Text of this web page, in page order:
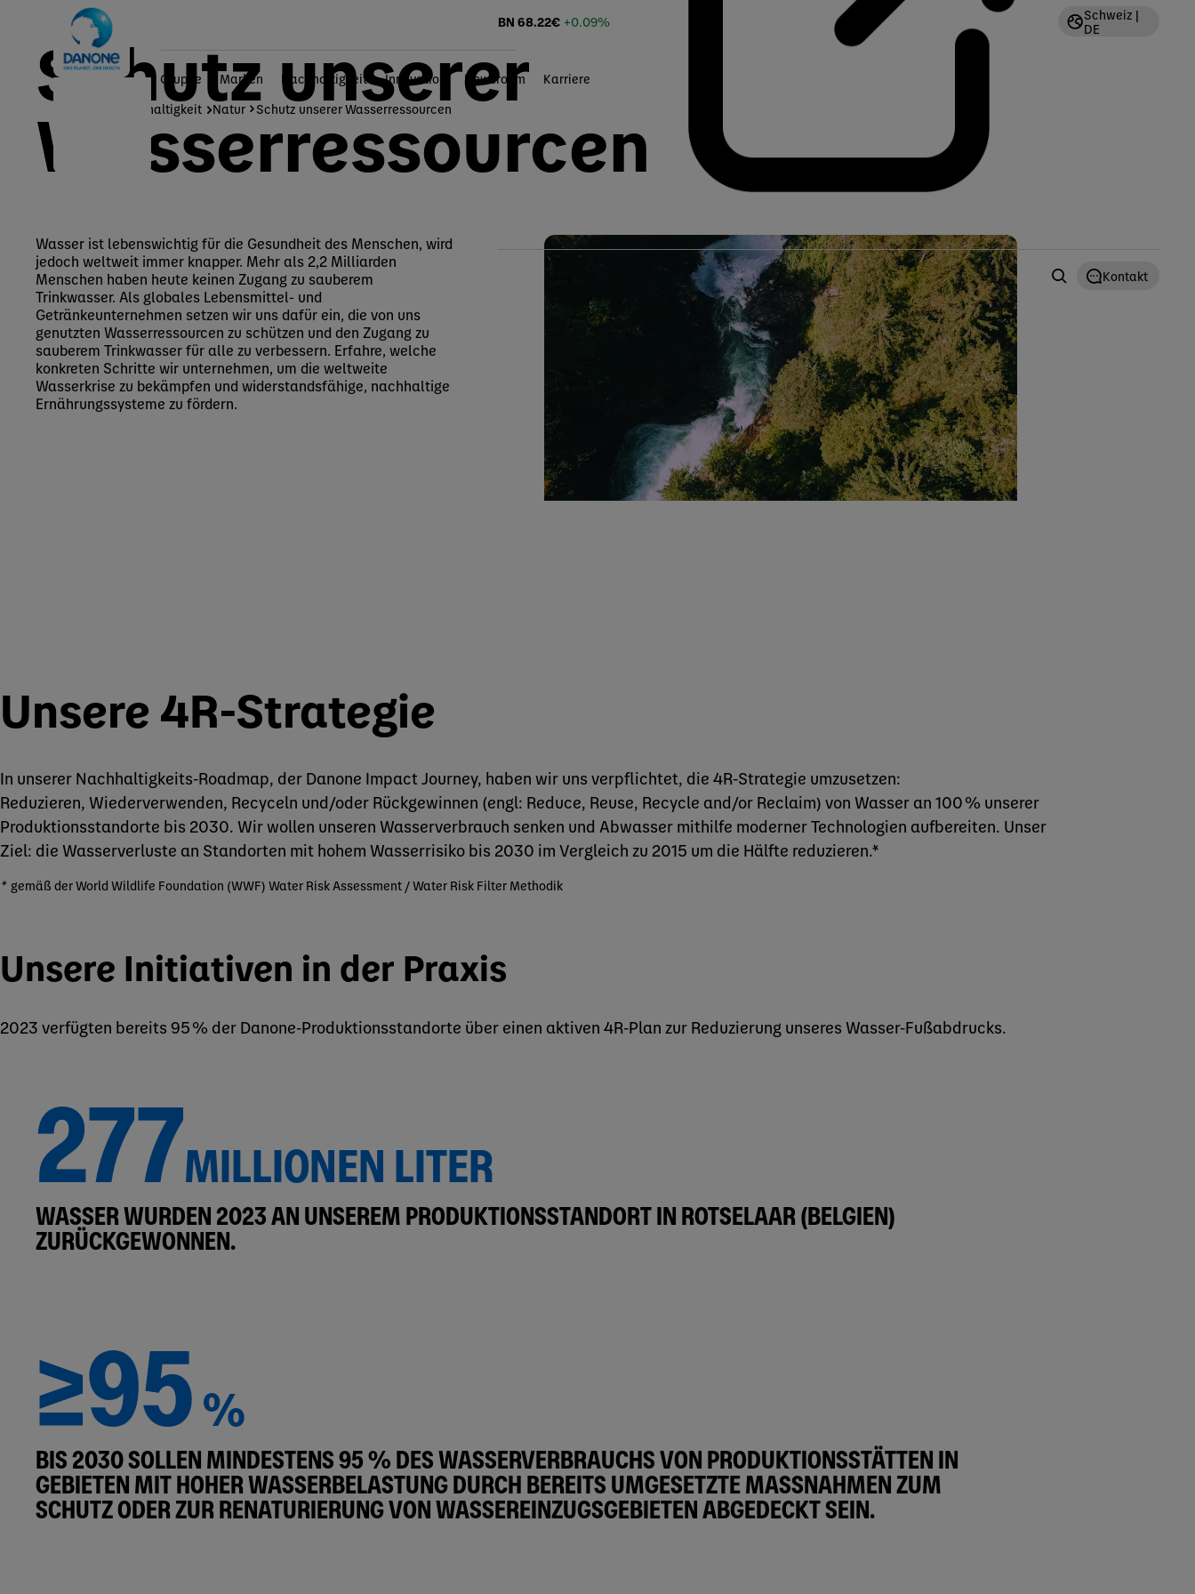
Gruppe Marken Nachhaltigkeit Innovation Newsroom Karriere
BN 68.22€ +0.09%
Schweiz |
DE
Kontakt
Nachhaltigkeit Natur Schutz unserer Wasserressourcen
Schutz unserer
Wasserressourcen
Wasser ist lebenswichtig für die Gesundheit des Menschen, wird
jedoch weltweit immer knapper. Mehr als 2,2 Milliarden
Menschen haben heute keinen Zugang zu sauberem
Trinkwasser. Als globales Lebensmittel- und
Getränkeunternehmen setzen wir uns dafür ein, die von uns
genutzten Wasserressourcen zu schützen und den Zugang zu
sauberem Trinkwasser für alle zu verbessern. Erfahre, welche
konkreten Schritte wir unternehmen, um die weltweite
Wasserkrise zu bekämpfen und widerstandsfähige, nachhaltige
Ernährungssysteme zu fördern.
Unsere 4R-Strategie
In unserer Nachhaltigkeits-Roadmap, der Danone Impact Journey, haben wir uns verpflichtet, die 4R-Strategie umzusetzen:
Reduzieren, Wiederverwenden, Recyceln und/oder Rückgewinnen (engl: Reduce, Reuse, Recycle and/or Reclaim) von Wasser an 100 % unserer
Produktionsstandorte bis 2030. Wir wollen unseren Wasserverbrauch senken und Abwasser mithilfe moderner Technologien aufbereiten. Unser
Ziel: die Wasserverluste an Standorten mit hohem Wasserrisiko bis 2030 im Vergleich zu 2015 um die Hälfte reduzieren.*
* gemäß der World Wildlife Foundation (WWF) Water Risk Assessment / Water Risk Filter Methodik
Unsere Initiativen in der Praxis
2023 verfügten bereits 95 % der Danone-Produktionsstandorte über einen aktiven 4R-Plan zur Reduzierung unseres Wasser-Fußabdrucks.
277MILLIONEN LITER
WASSER WURDEN 2023 AN UNSEREM PRODUKTIONSSTANDORT IN ROTSELAAR (BELGIEN)
ZURÜCKGEWONNEN.
≥95%
BIS 2030 SOLLEN MINDESTENS 95 % DES WASSERVERBRAUCHS VON PRODUKTIONSSTÄTTEN IN
GEBIETEN MIT HOHER WASSERBELASTUNG DURCH BEREITS UMGESETZTE MASSNAHMEN ZUM S
CHUTZ ODER ZUR RENATURIERUNG VON WASSEREINZUGSGEBIETEN ABGEDECKT SEIN.